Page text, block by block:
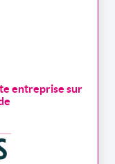
entreprise sur